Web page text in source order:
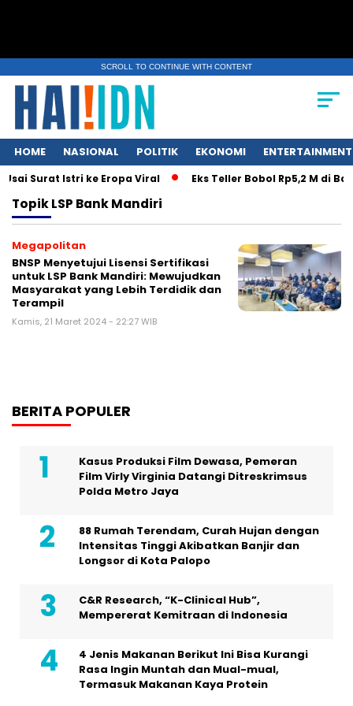
SCROLL TO CONTINUE WITH CONTENT
HOME NASIONAL POLITIK EKONOMI ENTERTAINMENT
Surat Istri ke Eropa Viral Eks Teller Bobol Rp5,2 M di
TopikLSP Bank Mandiri
Megapolitan
BNSP Menyetujui Lisensi Sertifikasi
untuk LSP Bank Mandiri: Mewujudkan
Masyarakat yang Lebih Terdidik dan
Terampil
Kamis, 21 Maret 2024 - 22:27 WIB
BERITA POPULER
Kasus Produksi Film Dewasa, Pemeran
Film Virly Virginia Datangi Ditreskrimsus
Polda Metro Jaya
88 Rumah Terendam, Curah Hujan dengan
Intensitas Tinggi Akibatkan Banjir dan
Longsor di Kota Palopo
C&R Research, “K-Clinical Hub”,
Mempererat Kemitraan di Indonesia
4 Jenis Makanan Berikut Ini Bisa Kurangi
Rasa Ingin Muntah dan Mual-mual,
Termasuk Makanan Kaya Protein